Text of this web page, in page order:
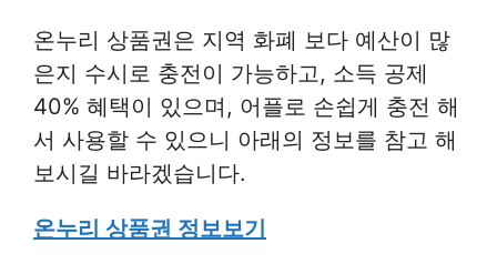
온누리 상품권은 지역 화폐 보다 예산이 많
은지 수시로 충전이 가능하고, 소득 공제
40% 혜택이 있으며, 어플로 손쉽게 충전 해
서 사용할 수 있으니 아래의 정보를 참고 해
보시길 바라겠습니다.
온누리 상품권 정보보기